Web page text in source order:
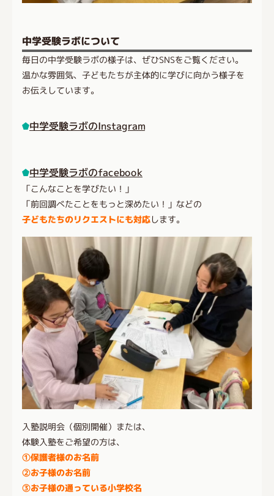
中学受験ラボについて
毎日の中学受験ラボの様子は、ぜひSNSをご覧ください。
温かな雰囲気、子どもたちが主体的に学びに向かう様子を
お伝えしています。
中学受験ラボのInstagram
中学受験ラボのfacebook
「こんなことを学びたい！」
「前回調べたことをもっと深めたい！」などの
子どもたちのリクエストにも対応します。
入塾説明会（個別開催）または、
体験入塾をご希望の方は、
①保護者様のお名前
②お子様のお名前
③お子様の通っている小学校名